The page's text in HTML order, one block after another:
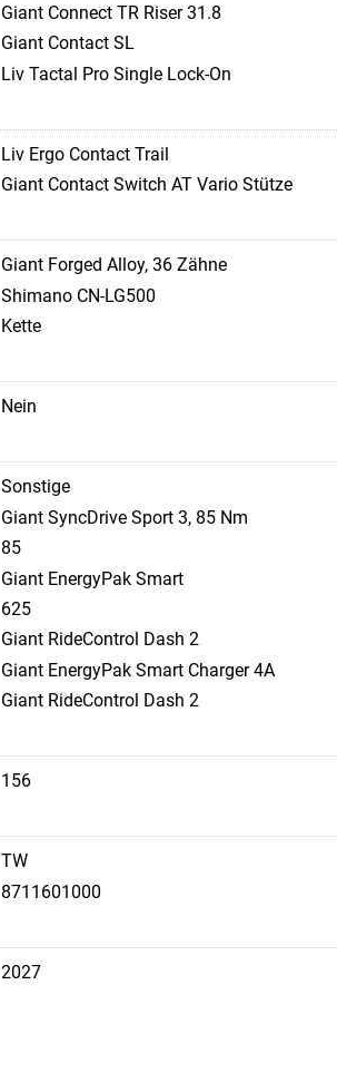
Giant Connect TR Riser 31.8
Giant Contact SL
Liv Tactal Pro Single Lock-On
Liv Ergo Contact Trail
Giant Contact Switch AT Vario Stütze
Giant Forged Alloy, 36 Zähne
Shimano CN-LG500
Kette
Nein
Sonstige
Giant SyncDrive Sport 3, 85 Nm
85
Giant EnergyPak Smart
625
Giant RideControl Dash 2
Giant EnergyPak Smart Charger 4A
Giant RideControl Dash 2
156
TW
8711601000
2027